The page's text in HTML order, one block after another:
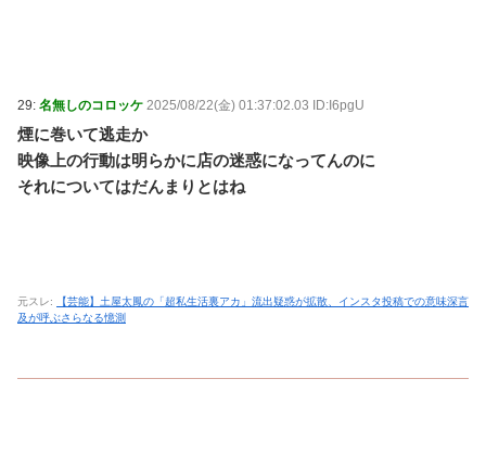
29: 名無しのコロッケ 2025/08/22(金) 01:37:02.03 ID:I6pgU
煙に巻いて逃走か
映像上の行動は明らかに店の迷惑になってんのに
それについてはだんまりとはね
元スレ:
【芸能】土屋太鳳の「超私生活裏アカ」流出疑惑が拡散、インスタ投稿での意味深言
及が呼ぶさらなる憶測